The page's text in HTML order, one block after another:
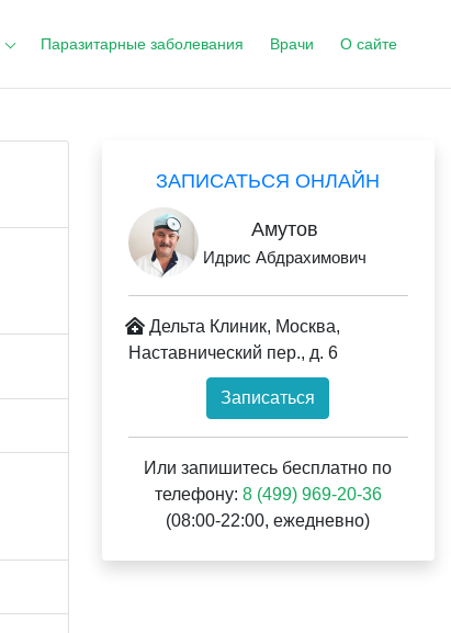
Паразитарные заболевания Врачи О сайте
ЗАПИСАТЬСЯ ОНЛАЙН
Амутов
Идрис Абдрахимович
Дельта Клиник, Москва,
Наставнический пер., д. 6
Записаться
Или запишитесь бесплатно по
телефону: 8 (499) 969-20-36
(08:00-22:00, ежедневно)